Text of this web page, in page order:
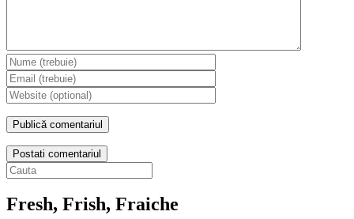
Postati comentariul
Fresh, Frish, Fraiche